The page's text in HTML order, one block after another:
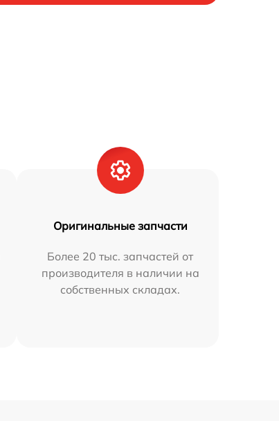
Оригинальные запчасти
Более 20 тыс. запчастей от
производителя в наличии на
собственных складах.